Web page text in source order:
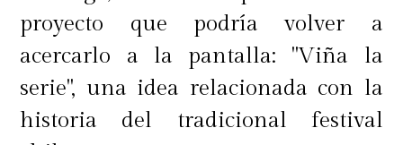
proyecto que podría volver a
acercarlo a la pantalla: "Viña la
serie", una idea relacionada con la
historia del tradicional festival